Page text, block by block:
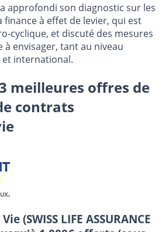
approfondi son diagnostic sur les
finance à effet de levier, qui est
cyclique, et discuté des mesures
à envisager, tant au niveau
et international.
meilleures offres de
contrats
(SWISS LIFE ASSURANCE